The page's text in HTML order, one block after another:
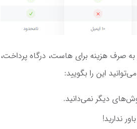
صرف هزینه برای هاست، درگاه پرداخت،
این را بگویید:
دیگر نمی‌دانید.
ندارید!